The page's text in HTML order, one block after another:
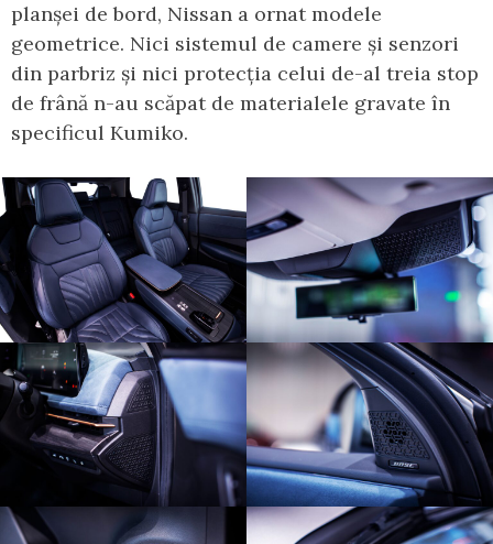
planșei de bord, Nissan a ornat modele
geometrice. Nici sistemul de camere și senzori
din parbriz și nici protecția celui de-al treia stop
de frână n-au scăpat de materialele gravate în
specificul Kumiko.